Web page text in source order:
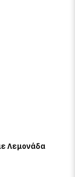
Λεμονάδα